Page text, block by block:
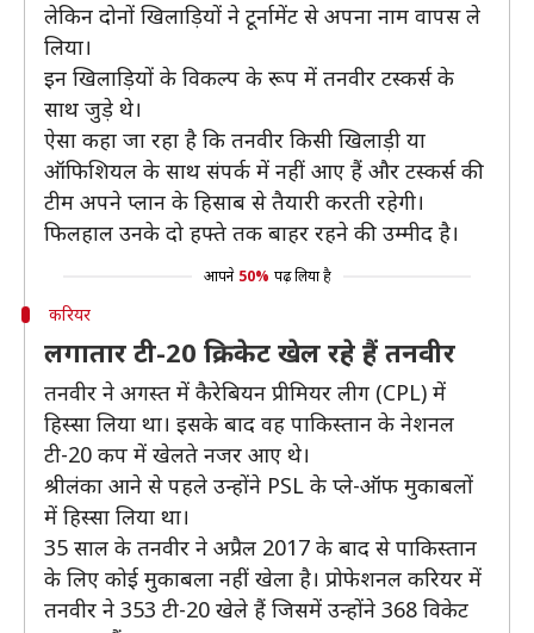
लेकिन दोनों खिलाड़ियों ने टूर्नामेंट से अपना नाम वापस ले
लिया।
इन खिलाड़ियों के विकल्प के रूप में तनवीर टस्कर्स के
साथ जुड़े थे।
ऐसा कहा जा रहा है कि तनवीर किसी खिलाड़ी या
ऑफिशियल के साथ संपर्क में नहीं आए हैं और टस्कर्स की
टीम अपने प्लान के हिसाब से तैयारी करती रहेगी।
फिलहाल उनके दो हफ्ते तक बाहर रहने की उम्मीद है।
आपने 50% पढ़ लिया है
करियर
लगातार टी-20 क्रिकेट खेल रहे हैं तनवीर
तनवीर ने अगस्त में कैरेबियन प्रीमियर लीग (CPL) में
हिस्सा लिया था। इसके बाद वह पाकिस्तान के नेशनल
टी-20 कप में खेलते नजर आए थे।
श्रीलंका आने से पहले उन्होंने PSL के प्ले-ऑफ मुकाबलों
में हिस्सा लिया था।
35 साल के तनवीर ने अप्रैल 2017 के बाद से पाकिस्तान
के लिए कोई मुकाबला नहीं खेला है। प्रोफेशनल करियर में
तनवीर ने 353 टी-20 खेले हैं जिसमें उन्होंने 368 विकेट